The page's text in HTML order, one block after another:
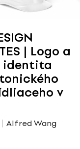
| Logo a
identita
v
Alfred Wang